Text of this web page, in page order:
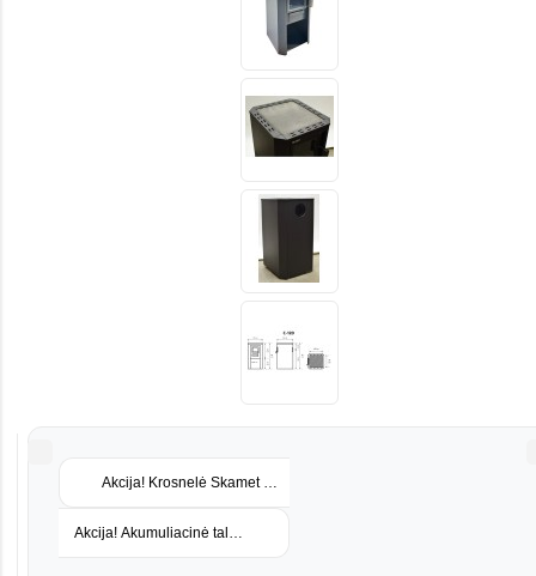
Akcija! Krosnelė Skamet P-11640 V kairinė su 40L plienine
Akcija! Akumuliacinė talpa B-80H 80L